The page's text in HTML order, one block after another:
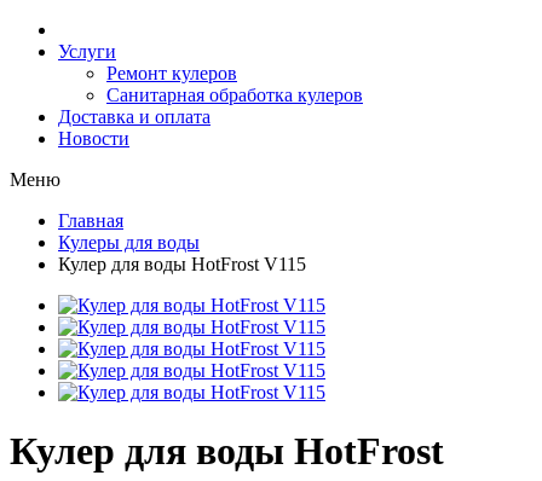
Услуги
Ремонт кулеров
Санитарная обработка кулеров
Доставка и оплата
Новости
Меню
Главная
Кулеры для воды
Кулер для воды HotFrost V115
Кулер для воды HotFrost